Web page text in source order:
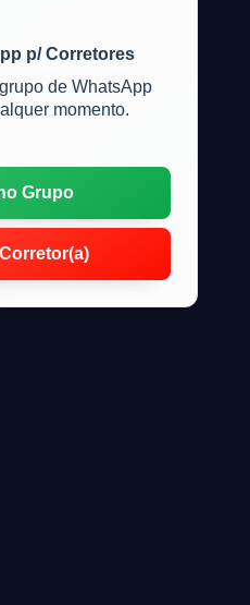
p/ Corretores
de WhatsApp
momento.
Grupo